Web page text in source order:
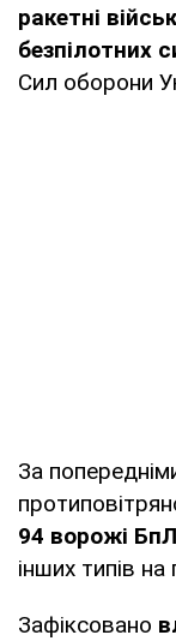
ракетні
безпілотних
Сил оборони
За
94 ворожі
інших типів на
Зафіксовано